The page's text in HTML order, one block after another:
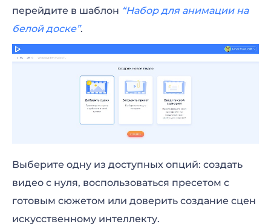
перейдите в шаблон “Набор для анимации на
белой доске”.
Выберите одну из доступных опций: создать
видео с нуля, воспользоваться пресетом с
готовым сюжетом или доверить создание сцен
искусственному интеллекту.